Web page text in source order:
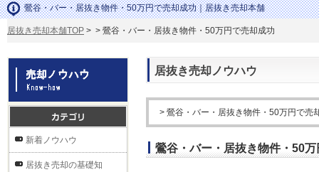
鶯谷・バー・居抜き物件・50万円で売却成功｜居抜き売却本舗
居抜き売却本舗TOP > > 鶯谷・バー・居抜き物件・50万円で売却成功
居抜き売却ノウハウ
> 鶯谷・バー・居抜き物件・50万円で売
鶯谷・バー・居抜き物件・50
新着ノウハウ
居抜き売却の基礎知